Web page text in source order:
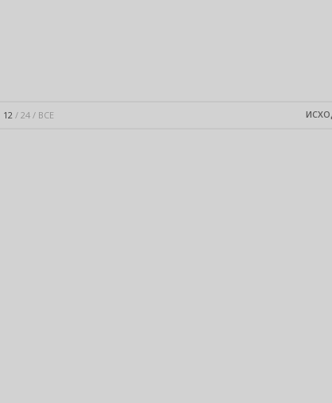
12 24 ВСЕ